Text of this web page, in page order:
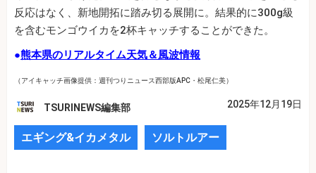
反応はなく、新地開拓に踏み切る展開に。結果的に300g級
を含むモンゴウイカを2杯キャッチすることができた。
●熊本県のリアルタイム天気＆風波情報
（アイキャッチ画像提供：週刊つりニュース西部版APC・松尾仁美）
TSURINEWS編集部 2025年12月19日
エギング&イカメタル ソルトルアー